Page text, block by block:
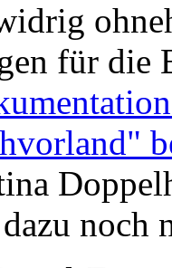
für die
noch